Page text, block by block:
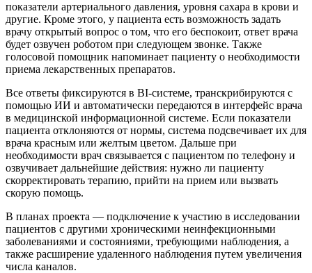
показатели артериального давления, уровня сахара в крови и
другие. Кроме этого, у пациента есть возможность задать
врачу открытый вопрос о том, что его беспокоит, ответ врача
будет озвучен роботом при следующем звонке. Также
голосовой помощник напоминает пациенту о необходимости
приема лекарственных препаратов.
Все ответы фиксируются в BI-системе, транскрибируются с
помощью ИИ и автоматически передаются в интерфейс врача
в медицинской информационной системе. Если показатели
пациента отклоняются от нормы, система подсвечивает их для
врача красным или желтым цветом. Дальше при
необходимости врач связывается с пациентом по телефону и
озвучивает дальнейшие действия: нужно ли пациенту
скорректировать терапию, прийти на прием или вызвать
скорую помощь.
В планах проекта — подключение к участию в исследовании
пациентов с другими хроническими неинфекционными
заболеваниями и состояниями, требующими наблюдения, а
также расширение удаленного наблюдения путем увеличения
числа каналов.